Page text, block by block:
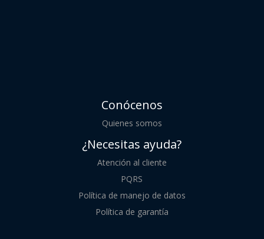
Conócenos
Quienes somos
¿Necesitas ayuda?
Atención al cliente
PQRS
Política de manejo de datos
Política de garantía